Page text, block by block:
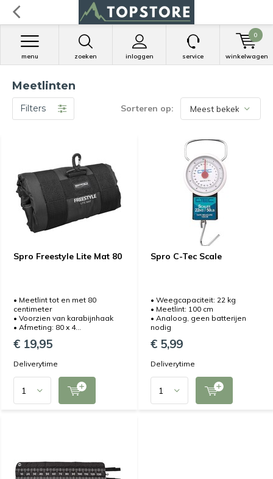
zoeken inloggen
menu service winkelwagen
0
Meetlinten
Filters Sorteren op:
Spro Freestyle Lite Mat 80
• Meetlint tot en met 80
centimeter
• Voorzien van karabijnhaak
• Afmeting: 80 x 4...
€ 19,95
Deliverytime
Spro C-Tec Scale
• Weegcapaciteit: 22 kg
• Meetlint: 100 cm
• Analoog, geen batterijen
nodig
€ 5,99
Deliverytime